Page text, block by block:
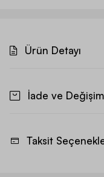
Ürün Detayı
İade ve Değişim
Taksit